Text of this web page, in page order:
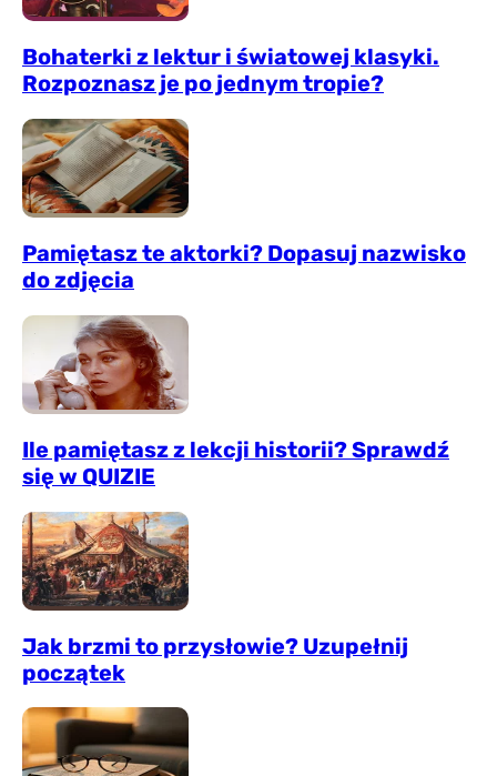
Bohaterki z lektur i światowej klasyki.
Rozpoznasz je po jednym tropie?
Pamiętasz te aktorki? Dopasuj nazwisko
do zdjęcia
Ile pamiętasz z lekcji historii? Sprawdź
się w QUIZIE
Jak brzmi to przysłowie? Uzupełnij
początek